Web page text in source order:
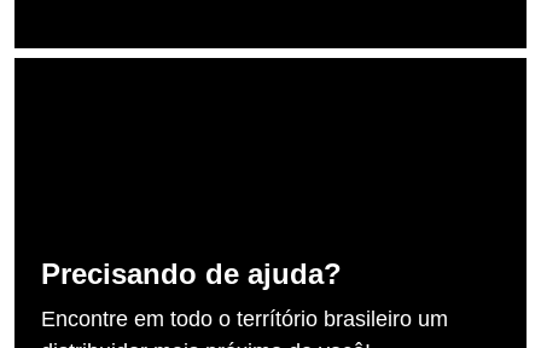
Precisando de ajuda?
Encontre em todo o terrítório brasileiro um